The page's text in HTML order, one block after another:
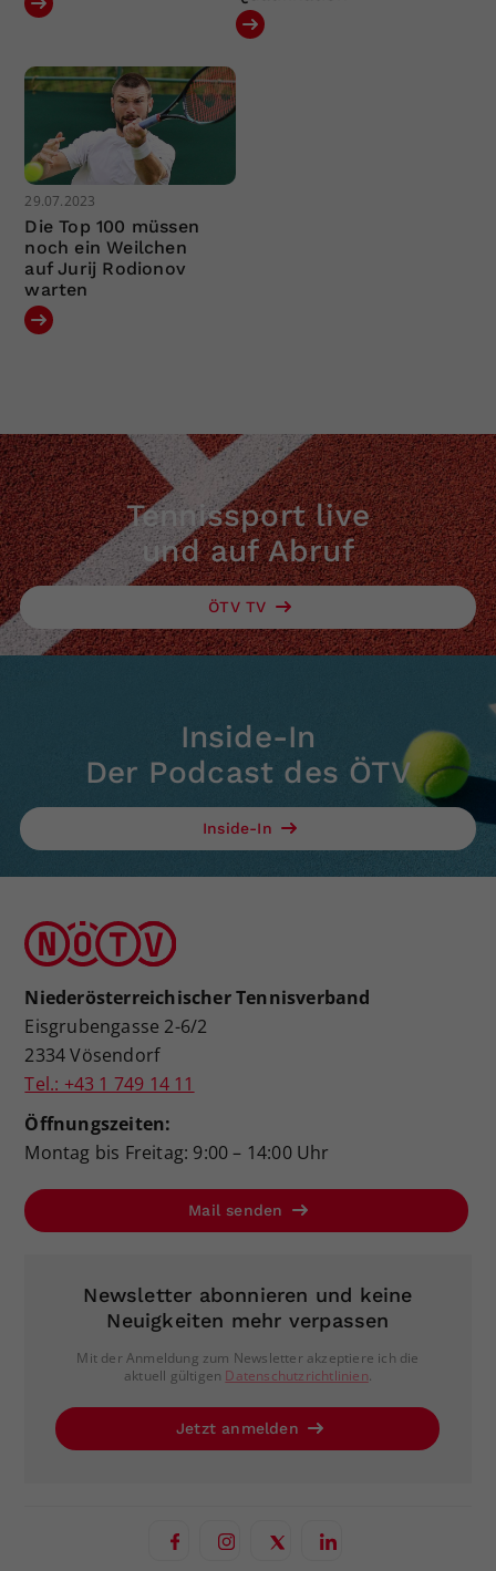
29.07.2023
Die Top 100 müssen
noch ein Weilchen
auf Jurij Rodionov
warten
Tennissport live
und auf Abruf
ÖTV TV
Inside-In
Der Podcast des ÖTV
Inside-In
Niederösterreichischer Tennisverband
Eisgrubengasse 2-6/2
2334 Vösendorf
Tel.: +43 1 749 14 11
Öffnungszeiten:
Montag bis Freitag: 9:00 – 14:00 Uhr
Mail senden
Newsletter abonnieren und keine
Neuigkeiten mehr verpassen
Mit der Anmeldung zum Newsletter akzeptiere ich die
aktuell gültigen Datenschutzrichtlinien.
Jetzt anmelden